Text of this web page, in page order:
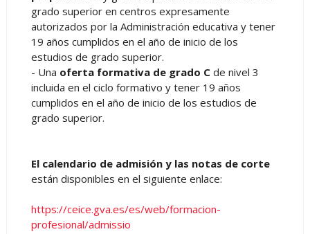
grado superior en centros expresamente
autorizados por la Administración educativa y tener
19 años cumplidos en el año de inicio de los
estudios de grado superior.
- Una oferta formativa de grado Cde nivel 3
incluida en el ciclo formativo y tener 19 años
cumplidos en el año de inicio de los estudios de
grado superior.
El calendario de admisión y las notas de corte
están disponibles en el siguiente enlace:
https://ceice.gva.es/es/web/formacion-
profesional/admissio